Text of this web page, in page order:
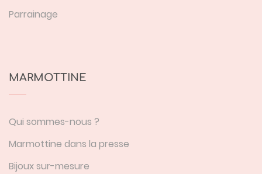
Parrainage
MARMOTTINE
Qui sommes-nous ?
Marmottine dans la presse
Bijoux sur-mesure